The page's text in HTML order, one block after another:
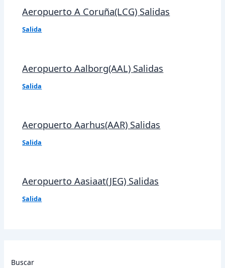
Aeropuerto A Coruña(LCG) Salidas
Salida
Aeropuerto Aalborg(AAL) Salidas
Salida
Aeropuerto Aarhus(AAR) Salidas
Salida
Aeropuerto Aasiaat(JEG) Salidas
Salida
Buscar